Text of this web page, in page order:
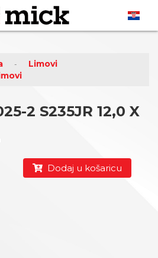
Limovi
2 S235JR 12,0 X
Dodaj u košaricu